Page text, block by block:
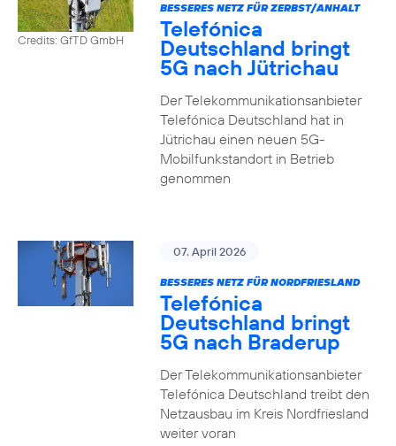
Credits: GfTD GmbH
BESSERES NETZ FÜR ZERBST/ANHALT
Telefónica
Deutschland bringt
5G nach Jütrichau
Der Telekommunikationsanbieter
Telefónica Deutschland hat in
Jütrichau einen neuen 5G-
Mobilfunkstandort in Betrieb
genommen
07. April 2026
BESSERES NETZ FÜR NORDFRIESLAND
Telefónica
Deutschland bringt
5G nach Braderup
Der Telekommunikationsanbieter
Telefónica Deutschland treibt den
Netzausbau im Kreis Nordfriesland
weiter voran